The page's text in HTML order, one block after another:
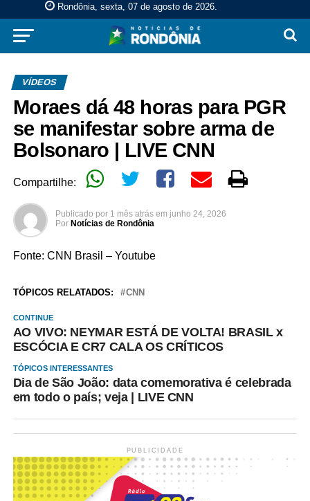
Rondônia, sexta, 07 de agosto de 2026.
VÍDEOS
Moraes dá 48 horas para PGR
se manifestar sobre arma de
Bolsonaro | LIVE CNN
Compartilhe:
Publicado por 1 mês atrás em junho 24, 2026
Por Notícias de Rondônia
Fonte: CNN Brasil – Youtube
TÓPICOS RELATADOS: CNN
CONTINUE
AO VIVO: NEYMAR ESTÁ DE VOLTA! BRASIL x
ESCÓCIA E CR7 CALA OS CRÍTICOS
TÓPICOS INTERESSANTES
Dia de São João: data comemorativa é celebrada
em todo o país; veja | LIVE CNN
PUBLICIDADE